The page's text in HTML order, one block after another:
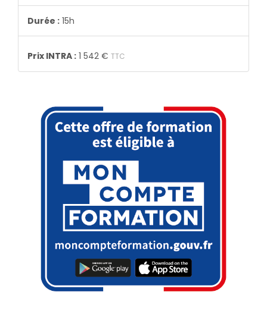
Durée : 15h
Prix INTRA : 1 542 € TTC